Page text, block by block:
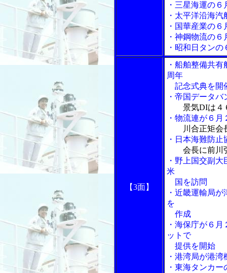
・三星海運の
・太平洋沿海
・国華産業の
・神鋼物流の
・昭和日タン
【3面】
・船舶整備共
周年
記念式典を開
・帝国データ
景気DIは４
・物流連が６
川合正矩会
・日本海難防
会長に前川
・野上国交副
米
国を訪問
・近畿運輸局
を
作成
・海保庁が６
ットで
提供を開始
・港湾局が港
・東海タンカ